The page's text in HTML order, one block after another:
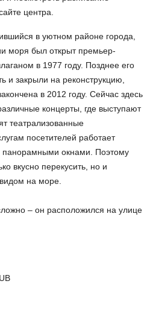
центра.
в уютном районе города,
моря был открыт премьер-
в 1977 году. Позднее его
и закрыли на реконструкцию,
в 2012 году. Сейчас здесь
концерты, где выступают
театрализованные
посетителей работает
панорамными окнами. Поэтому
вкусно перекусить, но и
на море.
– он расположился на улице